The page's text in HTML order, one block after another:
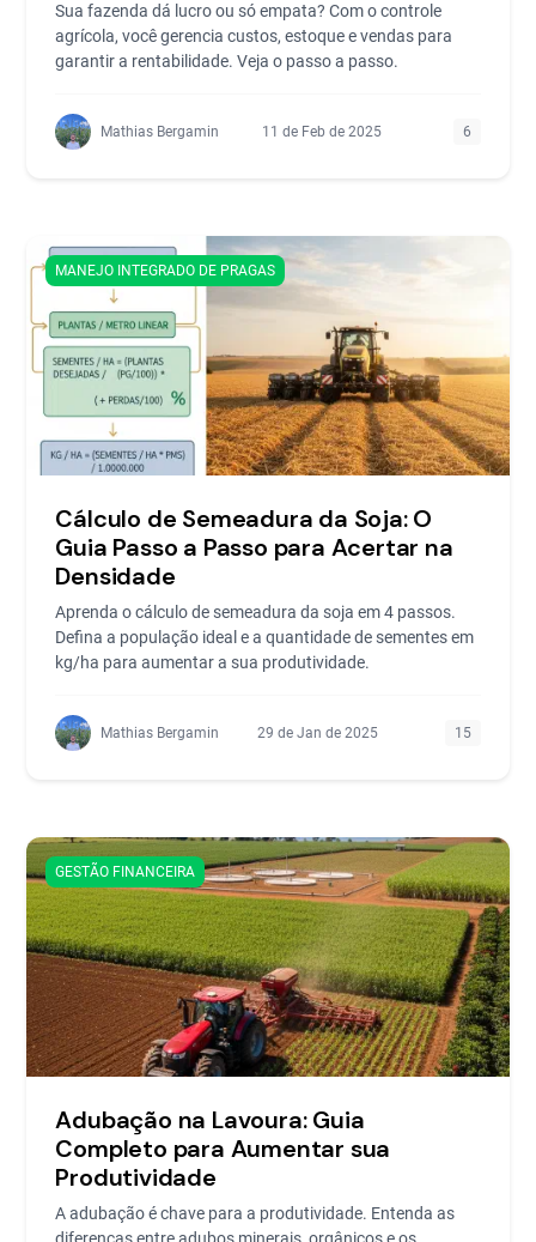
Sua fazenda dá lucro ou só empata? Com o controle
agrícola, você gerencia custos, estoque e vendas para
garantir a rentabilidade. Veja o passo a passo.
Mathias Bergamin 11 de Feb de 2025 6
MANEJO INTEGRADO DE PRAGAS
Cálculo de Semeadura da Soja: O
Guia Passo a Passo para Acertar na
Densidade
Aprenda o cálculo de semeadura da soja em 4 passos.
Defina a população ideal e a quantidade de sementes em
kg/ha para aumentar a sua produtividade.
Mathias Bergamin 29 de Jan de 2025 15
GESTÃO FINANCEIRA
Adubação na Lavoura: Guia
Completo para Aumentar sua
Produtividade
A adubação é chave para a produtividade. Entenda as